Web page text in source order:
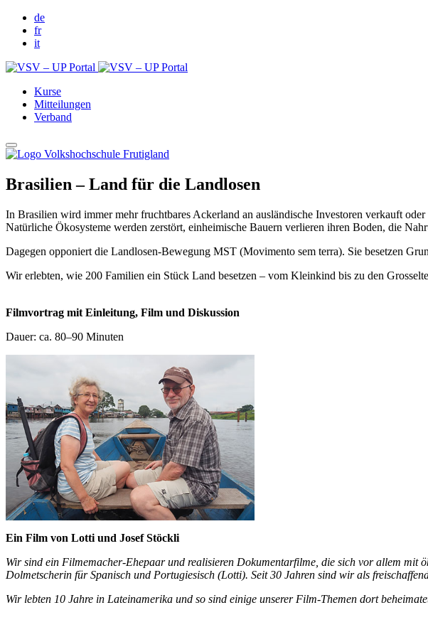
de
fr
it
Kurse
Mitteilungen
Verband
Brasilien – Land für die Landlosen
In Brasilien wird immer mehr fruchtbares Ackerland an ausländische Investoren verkauft
Natürliche Ökosysteme werden zerstört, einheimische Bauern verlieren ihren Boden, die
Dagegen opponiert die Landlosen-Bewegung MST (Movimento sem terra). Sie besetzen
Wir erlebten, wie 200 Familien ein Stück Land besetzen – vom Kleinkind bis zu den
Filmvortrag mit Einleitung, Film und Diskussion
Dauer: ca. 80–90 Minuten
Ein Film von Lotti und Josef Stöckli
Wir sind ein Filmemacher-Ehepaar und realisieren Dokumentarfilme, die sich vor allem mit
Dolmetscherin für Spanisch und Portugiesisch (Lotti). Seit 30 Jahren sind wir als
Wir lebten 10 Jahre in Lateinamerika und so sind einige unserer Film-Themen dort